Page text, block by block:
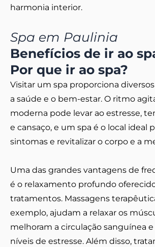
harmonia interior.
Spa em Paulinia
Benefícios de ir ao
Por que ir ao spa?
Visitar um spa proporciona
a saúde e o bem-estar. O ritmo
moderna pode levar ao estresse,
e cansaço, e um spa é o local ideal
sintomas e revitalizar o corpo e a
Uma das grandes vantagens de
é o relaxamento profundo
tratamentos. Massagens
exemplo, ajudam a relaxar os
melhoram a circulação sanguínea
níveis de estresse. Além disso,